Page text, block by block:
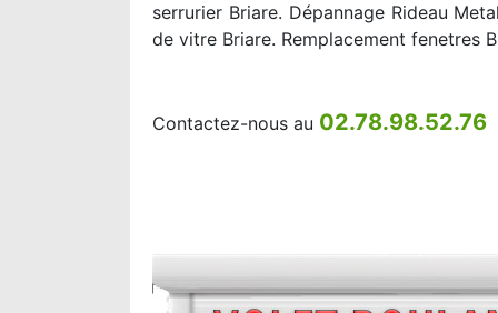
serrurier Briare. Dépannage Rideau
de vitre Briare. Remplacement fenetres
Contactez-nous au 02.78.98.52.76